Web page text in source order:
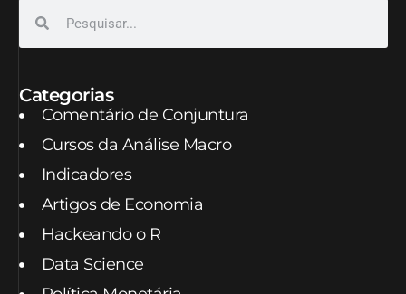
Categorias
Comentário de Conjuntura
Cursos da Análise Macro
Indicadores
Artigos de Economia
Hackeando o R
Data Science